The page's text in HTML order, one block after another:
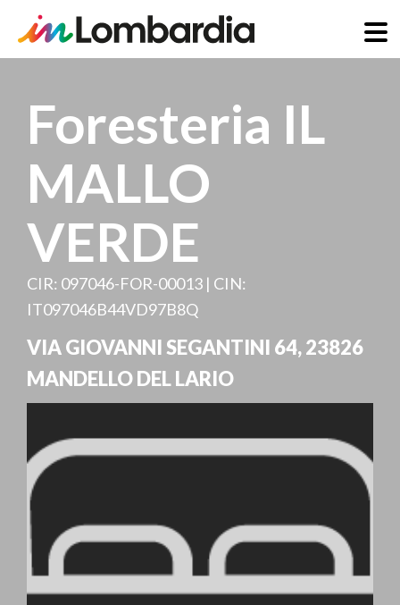
contenuto
principale
Foresteria IL
MALLO
VERDE
CIR: 097046-FOR-00013 | CIN:
IT097046B44VD97B8Q
VIA GIOVANNI SEGANTINI 64,23826
MANDELLO DEL LARIO